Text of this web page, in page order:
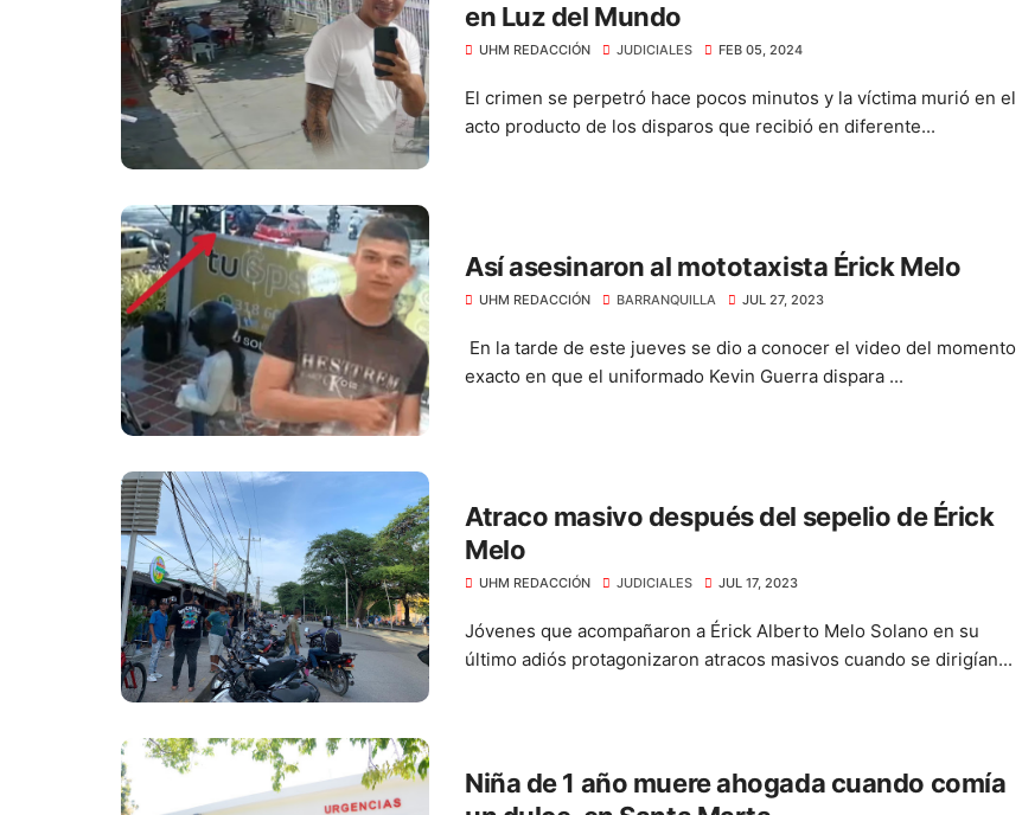
en Luz del Mundo
UHM REDACCIÓN JUDICIALES FEB 05, 2024
El crimen se perpetró hace pocos minutos y la víctima murió en el
acto producto de los disparos que recibió en diferente...
Así asesinaron al mototaxista Érick Melo
UHM REDACCIÓN BARRANQUILLA JUL 27, 2023
En la tarde de este jueves se dio a conocer el video del momento
exacto en que el uniformado Kevin Guerra dispara ...
Atraco masivo después del sepelio de Érick
Melo
UHM REDACCIÓN JUDICIALES JUL 17, 2023
Jóvenes que acompañaron a Érick Alberto Melo Solano en su
último adiós protagonizaron atracos masivos cuando se dirigían...
Niña de 1 año muere ahogada cuando comía